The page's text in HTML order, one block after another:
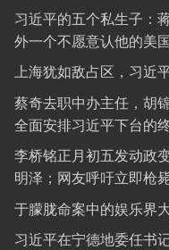
习近平的五个私生子：
外一个不愿意认他的美
上海犹如敌占区，习近
蔡奇去职中办主任，胡
全面安排习近平下台的
李桥铭正月初五发动政
明泽；网友呼吁立即枪
于朦胧命案中的娱乐界
习近平在宁德地委任书